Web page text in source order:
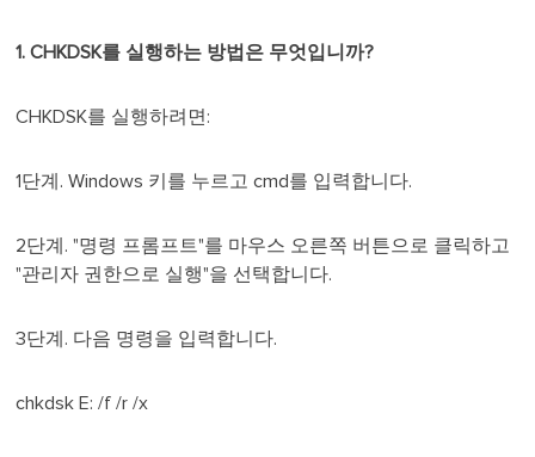
1. CHKDSK를 실행하는 방법은 무엇입니까?
CHKDSK를 실행하려면:
1단계. Windows 키를 누르고 cmd를 입력합니다.
2단계. "명령 프롬프트"를 마우스 오른쪽 버튼으로 클릭하고
"관리자 권한으로 실행"을 선택합니다.
3단계. 다음 명령을 입력합니다.
chkdsk E: /f /r /x